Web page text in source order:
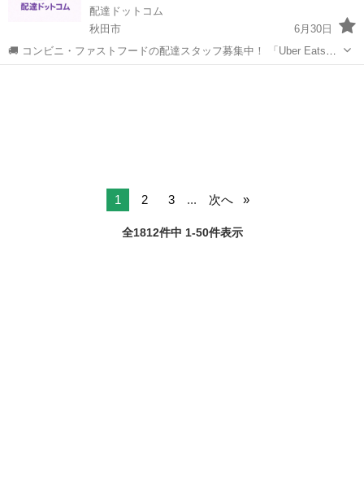
配達ドットコム
秋田市
6月30日
🚚 コンビニ・ファストフードの配達スタッフ募集中！ 「Uber Eats」
や「出前館」のように、配達専用アプリを使ってお仕事するスタイル
1 2 3 ... 次へ
全1812件中 1-50件表示